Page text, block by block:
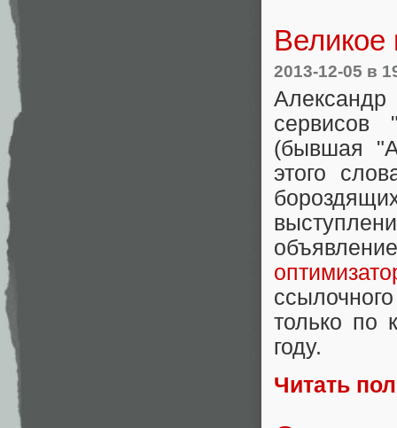
Великое
2013-12-05 в
(бывшая
этого
только по
году.
Читать